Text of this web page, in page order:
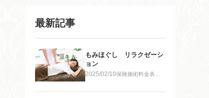
最新記事
もみほぐし リラクゼーシ
ョン
2025/02/10保険施術料金表・